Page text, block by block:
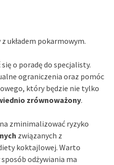
układem pokarmowym.
o poradę do specjalisty.
ograniczenia oraz pomóc
który będzie nie tylko
zrównoważony.
zminimalizować ryzyko
związanych z
koktajlowej. Warto
odżywiania ma